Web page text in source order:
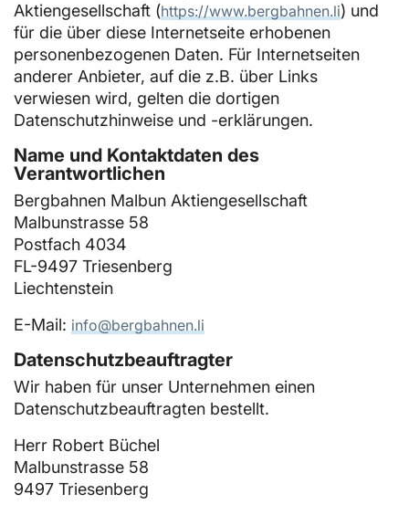
Aktiengesellschaft (https://www.bergbahnen.li) und
für die über diese Internetseite erhobenen
personenbezogenen Daten. Für Internetseiten
anderer Anbieter, auf die z.B. über Links
verwiesen wird, gelten die dortigen
Datenschutzhinweise und -erklärungen.
Name und Kontaktdaten des
Verantwortlichen
Bergbahnen Malbun Aktiengesellschaft
Malbunstrasse 58
Postfach 4034
FL-9497 Triesenberg
Liechtenstein
E-Mail: info@bergbahnen.li
Datenschutzbeauftragter
Wir haben für unser Unternehmen einen
Datenschutzbeauftragten bestellt.
Herr Robert Büchel
Malbunstrasse 58
9497 Triesenberg